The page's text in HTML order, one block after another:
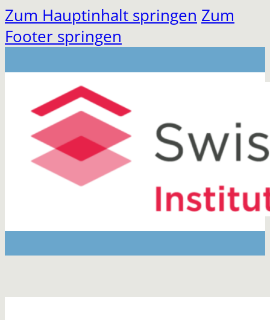
Zum Hauptinhalt springen Zum
Footer springen